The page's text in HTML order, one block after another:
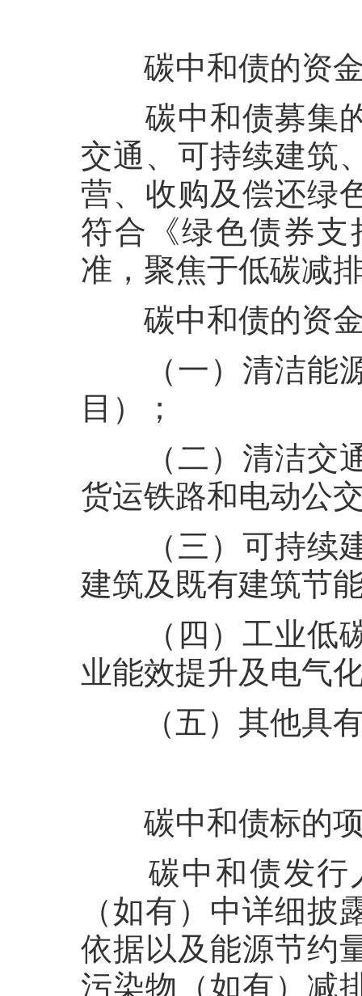
碳中和债的资
碳中和债募集
交通、可持续建筑
营、收购及偿还绿
符合《绿色债券
准，聚焦于低碳减
碳中和债的资
（一）清洁
目）；
（二）清洁
货运铁路和电动公
（三）可持
建筑及既有建筑节
（四）工业
业能效提升及电气
（五）其他具
碳中和债标的
碳中和债发行
（如有）中详细
依据以及能源节约
污染物（如有）减